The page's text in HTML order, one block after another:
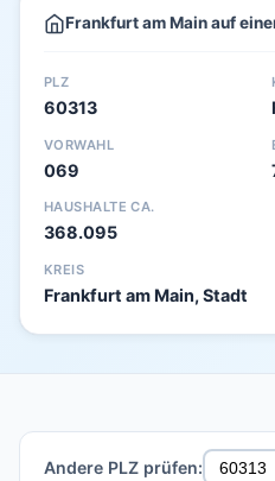
Frankfurt am Main auf
PLZ
60313
VORWAHL
069
HAUSHALTE CA.
368.095
KREIS
Frankfurt am Main, Stadt
Andere PLZ prüfen: